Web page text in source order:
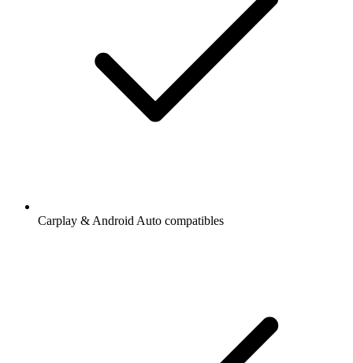
Carplay & Android Auto compatibles